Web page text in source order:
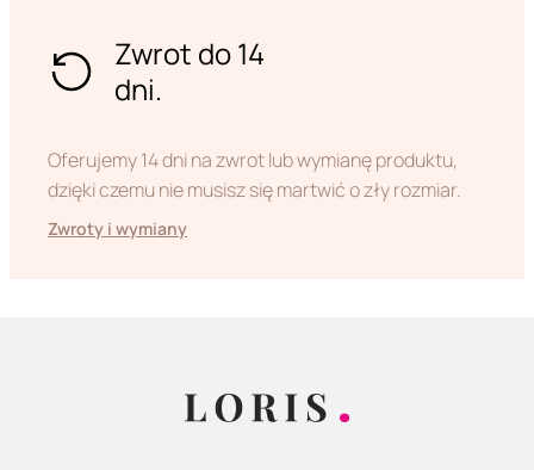
Zwrot do 14
dni.
Oferujemy 14 dni na zwrot lub wymianę produktu,
dzięki czemu nie musisz się martwić o zły rozmiar.
Zwroty i wymiany